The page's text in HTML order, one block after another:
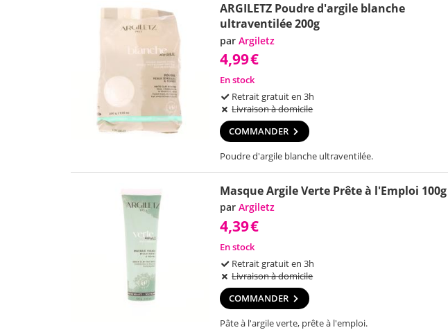
ARGILETZ Poudre d'argile blanche
ultraventilée 200g
par Argiletz
4,99€
En stock
Retrait gratuit en 3h
Livraison à domicile
COMMANDER
Poudre d'argile blanche ultraventilée.
Masque Argile Verte Prête à l'Emploi 100g
par Argiletz
4,39€
En stock
Retrait gratuit en 3h
Livraison à domicile
COMMANDER
Pâte à l'argile verte, prête à l'emploi.